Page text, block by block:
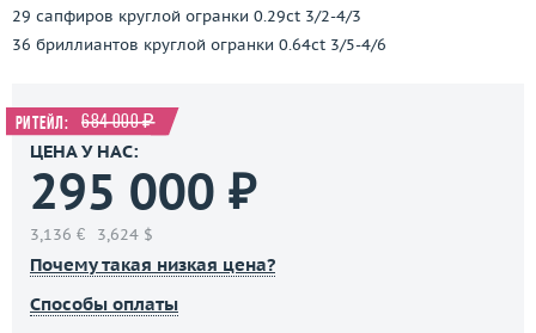
29 сапфиров круглой огранки 0.29ct 3/2-4/3
36 бриллиантов круглой огранки 0.64ct 3/5-4/6
Ритейл: 684 000 ₽
ЦЕНА У НАС:
295 000 ₽
3,136 € 3,624 $
Почему такая низкая цена?
Способы оплаты